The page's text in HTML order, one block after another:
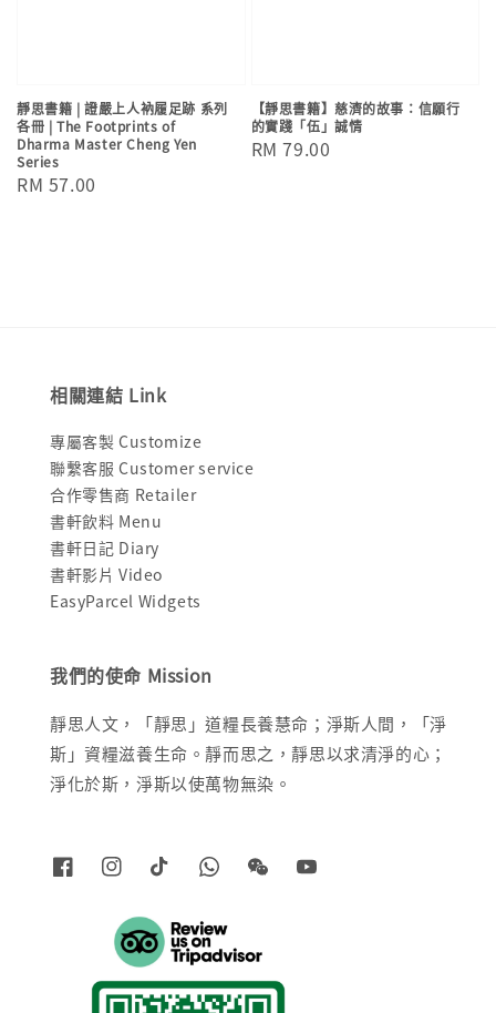
靜思書籍 | 證嚴上人衲履足跡 系列
各冊 | The Footprints of
Dharma Master Cheng Yen
Series
Regular
RM 57.00
【靜思書籍】慈濟的故事：信願行
的實踐「伍」誠情
Regular
RM 79.00
相關連結 Link
專屬客製 Customize
聯繫客服 Customer service
合作零售商 Retailer
書軒飲料 Menu
書軒日記 Diary
書軒影片 Video
EasyParcel Widgets
我們的使命 Mission
靜思人文，「靜思」道糧長養慧命；淨斯人間，「淨
斯」資糧滋養生命。靜而思之，靜思以求清淨的心；
淨化於斯，淨斯以使萬物無染。